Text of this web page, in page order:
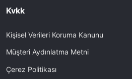
Kvkk
Kişisel Verileri Koruma Kanunu
Müşteri Aydınlatma Metni
Çerez Politikası